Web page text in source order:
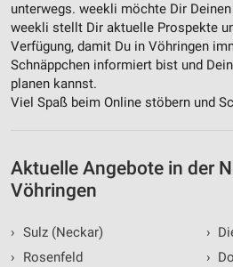
unterwegs. weekli möchte Dir
weekli stellt Dir aktuelle Prospekte
Verfügung, damit Du in Vöhringen
Schnäppchen informiert bist und
planen kannst.
Viel Spaß beim Online stöbern und
Aktuelle Angebote in der
Vöhringen
› Sulz (Neckar)
›
Rosenfeld
›
›